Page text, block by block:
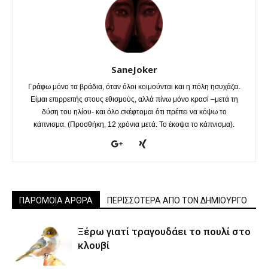
SaneJoker
Γράφω μόνο τα βράδια, όταν όλοι κοιμούνται και η πόλη ησυχάζει.
Είμαι επιρρεπής στους εθισμούς, αλλά πίνω μόνο κρασί –μετά τη
δύση του ηλίου- και όλο σκέφτομαι ότι πρέπει να κόψω το
κάπνισμα. (Προσθήκη, 12 χρόνια μετά. Το έκοψα το κάπνισμα).
ΠΑΡΟΜΟΙΑ ΑΡΘΡΑ ΠΕΡΙΣΣΟΤΕΡΑ ΑΠΟ ΤΟΝ ΔΗΜΙΟΥΡΓΟ
Ξέρω γιατί τραγουδάει το πουλί στο
κλουβί